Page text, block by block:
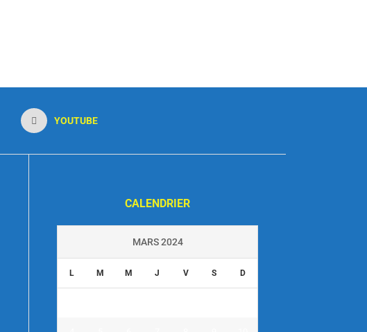
YOUTUBE
CALENDRIER
MARS 2024
L M M J V S D